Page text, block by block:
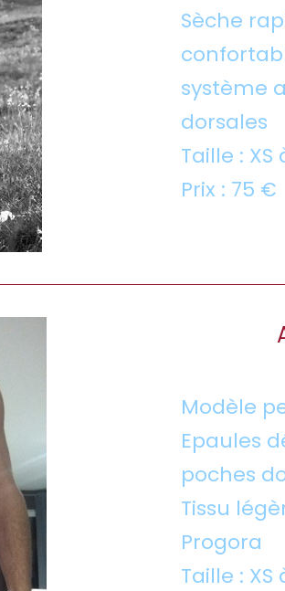
Sèche
système
dorsales
Taille : XS
Prix : 75 €
Modèle
Epaules
poches
Tissu
Progora
Taille :